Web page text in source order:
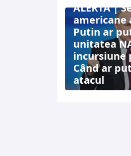
ALERTĂ |
americane
Putin ar
unitatea
incursiune
Când ar
atacul